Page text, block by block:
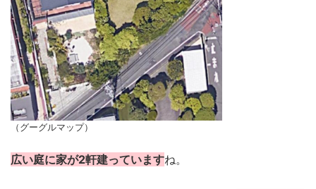
（グーグルマップ）
広い庭に家が2軒建っていますね。